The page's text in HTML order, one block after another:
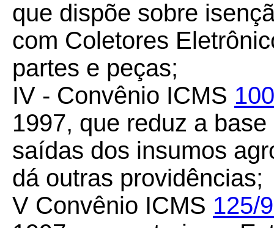
que dispõe sobre
com Coletores
partes e peças;
IV - Convênio ICMS
1997, que reduz a
saídas dos insumos
dá outras providências;
V Convênio ICMS 125/